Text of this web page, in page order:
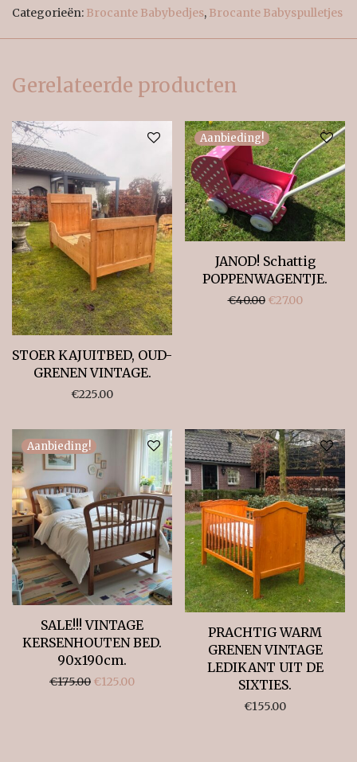
Categorieën: Brocante Babybedjes, Brocante Babyspulletjes
Gerelateerde producten
STOER KAJUITBED, OUD-
GRENEN VINTAGE.
€225.00
Aanbieding!
JANOD! Schattig
POPPENWAGENTJE.
€40.00 €27.00Huidige
Aanbieding!
SALE!!! VINTAGE
KERSENHOUTEN BED.
90x190cm.
€175.00 Oorspronkelijke prijs was: €175.00.
€125.00Huidige prijs is: €125.00.
PRACHTIG WARM
GRENEN VINTAGE
LEDIKANT UIT DE
SIXTIES.
€155.00